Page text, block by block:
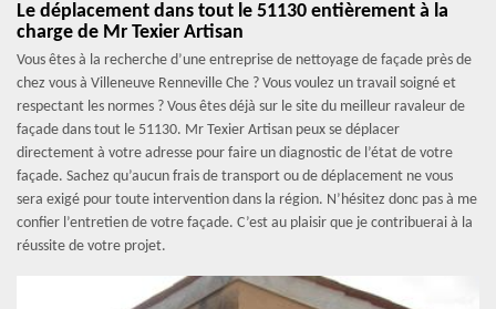
Le déplacement dans tout le 51130 entièrement à la
charge de Mr Texier Artisan
Vous êtes à la recherche d’une entreprise de nettoyage de façade près de
chez vous à Villeneuve Renneville Che ? Vous voulez un travail soigné et
respectant les normes ? Vous êtes déjà sur le site du meilleur ravaleur de
façade dans tout le 51130. Mr Texier Artisan peux se déplacer
directement à votre adresse pour faire un diagnostic de l’état de votre
façade. Sachez qu’aucun frais de transport ou de déplacement ne vous
sera exigé pour toute intervention dans la région. N’hésitez donc pas à me
confier l’entretien de votre façade. C’est au plaisir que je contribuerai à la
réussite de votre projet.